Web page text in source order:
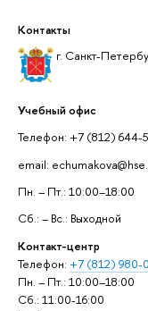
Контакты
г. Санкт-
Учебный офис
Телефон: +7 (812) 644-
email:
Пн. – Пт.: 10:00–18:00
Сб.: – Вс.: Выходной
Контакт-центр
Телефон: +7 (812) 980-
Пн. – Пт.: 10:00–18:00
Сб.: 11:00-16:00